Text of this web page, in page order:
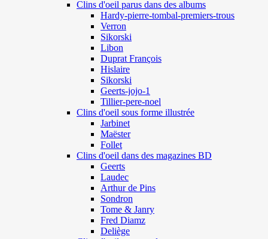
Clins d'oeil parus dans des albums
Hardy-pierre-tombal-premiers-trous
Verron
Sikorski
Libon
Duprat François
Hislaire
Sikorski
Geerts-jojo-1
Tillier-pere-noel
Clins d'oeil sous forme illustrée
Jarbinet
Maëster
Follet
Clins d'oeil dans des magazines BD
Geerts
Laudec
Arthur de Pins
Sondron
Tome & Janry
Fred Diamz
Deliège